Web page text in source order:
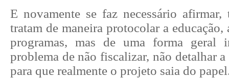
E novamente se faz necessário
tratam de maneira protocolar a educação,
programas, mas de uma forma geral
problema de não fiscalizar, não detalhar a
para que realmente o projeto saia do